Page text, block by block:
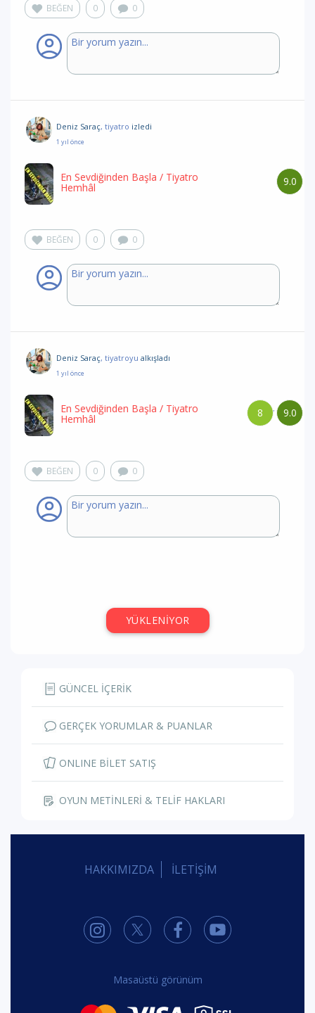
BEĞEN 0 0
Deniz Saraç, tiyatro izledi
1 yıl önce
9.0
En Sevdiğinden Başla / Tiyatro
Hemhâl
BEĞEN 0 0
Deniz Saraç, tiyatroyu alkışladı
1 yıl önce
9.0
/
8
En Sevdiğinden Başla / Tiyatro
Hemhâl
BEĞEN 0 0
YÜKLENİYOR
GÜNCEL İÇERİK
GERÇEK YORUMLAR & PUANLAR
ONLINE BİLET SATIŞ
OYUN METİNLERİ & TELİF HAKLARI
HAKKIMIZDA İLETİŞİM
Masaüstü görünüm